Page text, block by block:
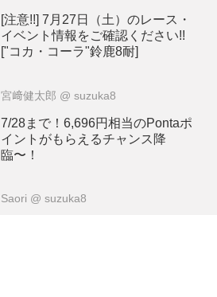
[注意!!] 7月27日（土）のレース・
イベント情報をご確認ください!!
["コカ・コーラ"鈴鹿8耐]
宮﨑健太郎 @ suzuka8
7/28まで！6,696円相当のPontaポ
イントがもらえるチャンス降
臨〜！
Saori @ suzuka8